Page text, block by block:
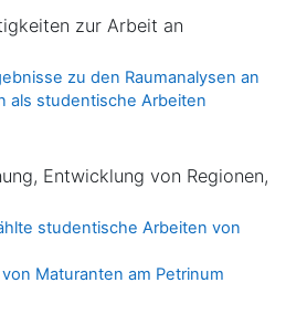
zur Arbeit an
zu den Raumanalysen an
als studentische Arbeiten
Entwicklung von Regionen,
studentische Arbeiten von
Maturanten am Petrinum